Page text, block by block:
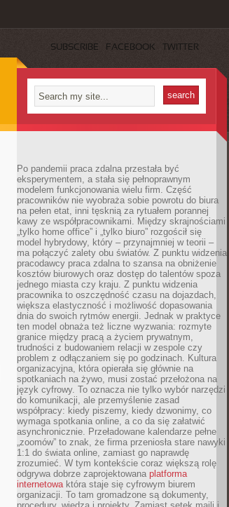
SUBSCRIBE FACEBOOK TWITTER
Po pandemii praca zdalna przestała być
eksperymentem, a stała się pełnoprawnym
modelem funkcjonowania wielu firm. Część
pracowników nie wyobraża sobie powrotu do biura
na pełen etat, inni tęsknią za rytuałem porannej
kawy ze współpracownikami. Między skrajnościami
„tylko home office” i „tylko biuro” rozgościł się
model hybrydowy, który – przynajmniej w teorii –
ma połączyć zalety obu światów. Z punktu widzenia
pracodawcy praca zdalna to szansa na obniżenie
kosztów biurowych oraz dostęp do talentów spoza
jednego miasta czy kraju. Z punktu widzenia
pracownika to oszczędność czasu na dojazdach,
większa elastyczność i możliwość dopasowania
dnia do swoich rytmów energii. Jednak w praktyce
ten model obnaża też liczne wyzwania: rozmyte
granice między pracą a życiem prywatnym,
trudności z budowaniem relacji w zespole czy
problem z odłączaniem się po godzinach. Kultura
organizacyjna, która opierała się głównie na
spotkaniach na żywo, musi zostać przełożona na
język cyfrowy. To oznacza nie tylko wybór narzędzi
do komunikacji, ale przemyślenie zasad
współpracy: kiedy piszemy, kiedy dzwonimy, co
wymaga spotkania online, a co da się załatwić
asynchronicznie. Przeładowane kalendarze pełne
„zoomów” to znak, że firma przeniosła stare nawyki
1:1 do świata online, zamiast go naprawdę
zrozumieć. W tym kontekście coraz większą rolę
odgrywa dobrze zaprojektowana platforma
internetowaktóra staje się cyfrowym biurem
organizacji. To tam gromadzone są dokumenty,